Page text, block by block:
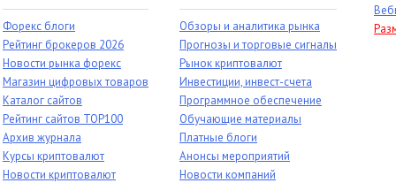
Форекс блоги
Рейтинг брокеров 2026
Новости рынка форекс
Магазин цифровых товаров
Каталог сайтов
Рейтинг сайтов TOP100
Архив журнала
Курсы криптовалют
Новости криптовалют
Обзоры и аналитика рынка
Прогнозы и торговые сигналы
Рынок криптовалют
Инвестиции, инвест-счета
Программное обеспечение
Обучающие материалы
Платные блоги
Анонсы мероприятий
Новости компаний